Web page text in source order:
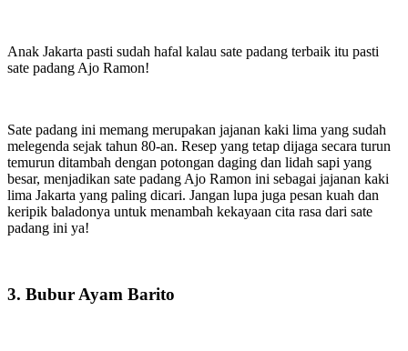
Anak Jakarta pasti sudah hafal kalau sate padang terbaik itu pasti
sate padang Ajo Ramon!
Sate padang ini memang merupakan jajanan kaki lima yang sudah
melegenda sejak tahun 80-an. Resep yang tetap dijaga secara turun
temurun ditambah dengan potongan daging dan lidah sapi yang
besar, menjadikan sate padang Ajo Ramon ini sebagai jajanan kaki
lima Jakarta yang paling dicari. Jangan lupa juga pesan kuah dan
keripik baladonya untuk menambah kekayaan cita rasa dari sate
padang ini ya!
3. Bubur Ayam Barito